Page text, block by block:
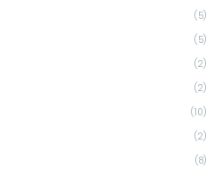
(5)
(5)
(2)
(2)
(10)
(2)
(8)